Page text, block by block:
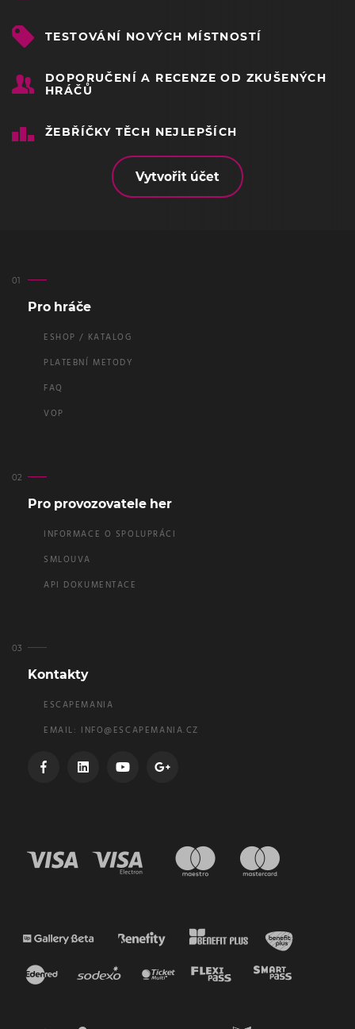
TESTOVÁNÍ NOVÝCH MÍSTNOSTÍ
DOPORUČENÍ A RECENZE OD ZKUŠENÝCH
HRÁČŮ
ŽEBŘÍČKY TĚCH NEJLEPŠÍCH
Vytvořit účet
Pro hráče
ESHOP / KATALOG
PLATEBNÍ METODY
FAQ
VOP
Pro provozovatele her
INFORMACE O SPOLUPRÁCI
SMLOUVA
API DOKUMENTACE
Kontakty
ESCAPEMANIA
EMAIL: INFO@ESCAPEMANIA.CZ